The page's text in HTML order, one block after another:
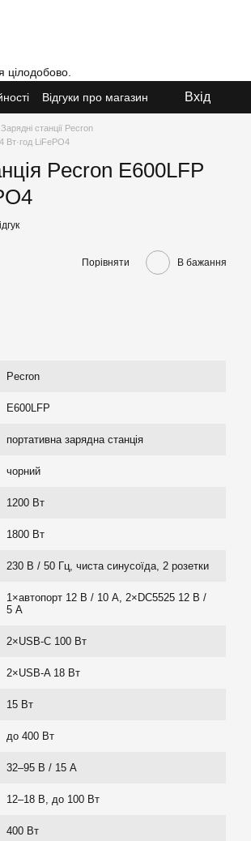
Відгуки про магазин Вхід
Зарядні станції Pecron
Вт·год LiFePO4
Pecron E600LFP
Порівняти В бажання
Pecron
E600LFP
портативна зарядна станція
чорний
1200 Вт
1800 Вт
230 В / 50 Гц, чиста синусоїда, 2 розетки
1×автопорт 12 В / 10 А, 2×DC5525 12 В /
5 А
2×USB-C 100 Вт
2×USB-A 18 Вт
15 Вт
до 400 Вт
32–95 В / 15 А
12–18 В, до 100 Вт
400 Вт